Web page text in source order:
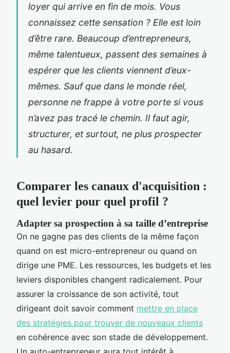
loyer qui arrive en fin de mois. Vous
connaissez cette sensation ? Elle est loin
d’être rare. Beaucoup d’entrepreneurs,
même talentueux, passent des semaines à
espérer que les clients viennent d’eux-
mêmes. Sauf que dans le monde réel,
personne ne frappe à votre porte si vous
n’avez pas tracé le chemin. Il faut agir,
structurer, et surtout, ne plus prospecter
au hasard.
Comparer les canaux d'acquisition :
quel levier pour quel profil ?
Adapter sa prospection à sa taille d’entreprise
On ne gagne pas des clients de la même façon
quand on est micro-entrepreneur ou quand on
dirige une PME. Les ressources, les budgets et les
leviers disponibles changent radicalement. Pour
assurer la croissance de son activité, tout
dirigeant doit savoir comment mettre en place
des stratégies pour trouver de nouveaux clients
en cohérence avec son stade de développement.